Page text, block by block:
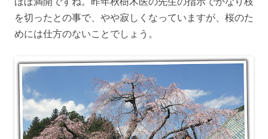
を切ったとの事で、やや寂しくなっていますが、桜のた
めには仕方のないことでしょう。